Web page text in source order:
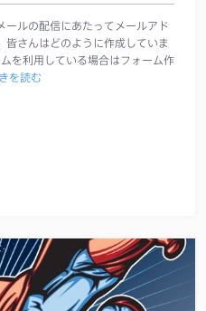
ールの配信にあたってメールアド
皆さんはどのように作成していま
を利用している場合はフォーム作
を読む